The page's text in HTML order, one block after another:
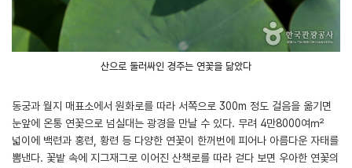
산으로 둘러싸인 경주는 연꽃을 닮았다
동궁과 월지 매표소에서 원화로를 따라 서쪽으로 300m 정도 걸음을 옮기면
눈앞에 온통 연꽃으로 넘실대는 광경을 만날 수 있다. 무려 4만8000여㎡
넓이에 백련과 홍련, 황련 등 다양한 연꽃이 한꺼번에 피어나 아름다운 자태를
뽐낸다. 꽃밭 속에 지그재그로 이어진 산책로를 따라 걷다 보면 우아한 연꽃의